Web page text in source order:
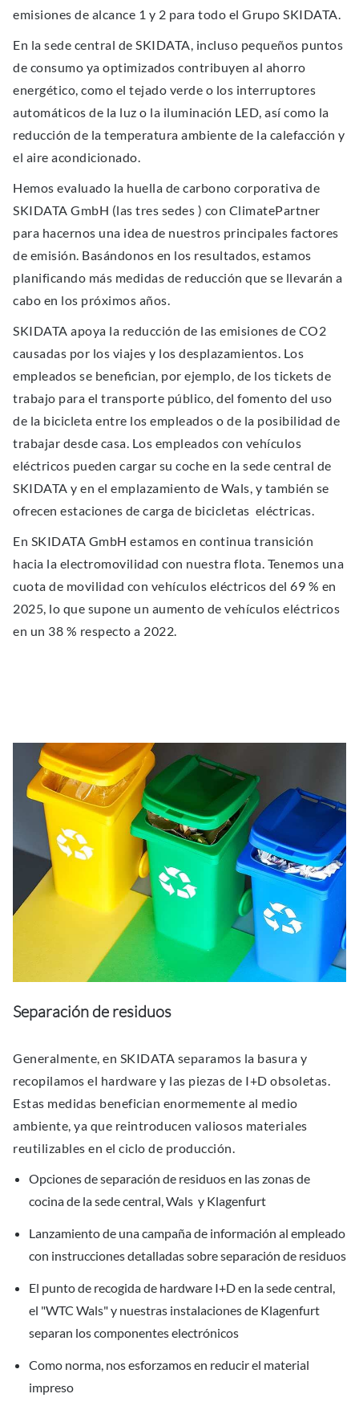
emisiones de alcance 1 y 2 para todo el Grupo SKIDATA.
En la sede central de SKIDATA, incluso pequeños puntos
de consumo ya optimizados contribuyen al ahorro
energético, como el tejado verde o los interruptores
automáticos de la luz o la iluminación LED, así como la
reducción de la temperatura ambiente de la calefacción y
el aire acondicionado.
Hemos evaluado la huella de carbono corporativa de
SKIDATA GmbH (las tres sedes ) con ClimatePartner
para hacernos una idea de nuestros principales factores
de emisión. Basándonos en los resultados, estamos
planificando más medidas de reducción que se llevarán a
cabo en los próximos años.
SKIDATA apoya la reducción de las emisiones de CO2
causadas por los viajes y los desplazamientos. Los
empleados se beneﬁcian, por ejemplo, de los tickets de
trabajo para el transporte público, del fomento del uso
de la bicicleta entre los empleados o de la posibilidad de
trabajar desde casa. Los empleados con vehículos
eléctricos pueden cargar su coche en la sede central de
SKIDATA y en el emplazamiento de Wals, y también se
ofrecen estaciones de carga de bicicletas eléctricas.
En SKIDATA GmbH estamos en continua transición
hacia la electromovilidad con nuestra flota. Tenemos una
cuota de movilidad con vehículos eléctricos del 69 % en
2025, lo que supone un aumento de vehículos eléctricos
en un 38 % respecto a 2022.
Separación de residuos
Generalmente, en SKIDATA separamos la basura y
recopilamos el hardware y las piezas de I+D obsoletas.
Estas medidas benefician enormemente al medio
ambiente, ya que reintroducen valiosos materiales
reutilizables en el ciclo de producción.
Opciones de separación de residuos en las zonas de
cocina de la sede central, Wals y Klagenfurt
Lanzamiento de una campaña de información al empleado
con instrucciones detalladas sobre separación de residuos
El punto de recogida de hardware I+D en la sede central,
el "WTC Wals" y nuestras instalaciones de Klagenfurt
separan los componentes electrónicos
Como norma, nos esforzamos en reducir el material
impreso